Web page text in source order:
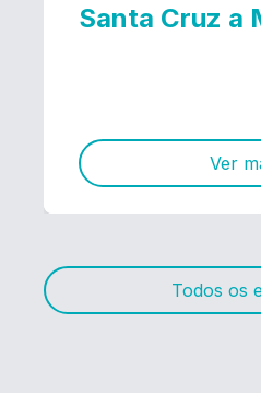
Santa Cruz a
Ver
Todos os